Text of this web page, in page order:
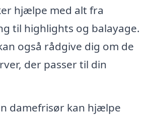
hjælpe med alt fra
til highlights og balayage.
også rådgive dig om de
der passer til din
damefrisør kan hjælpe